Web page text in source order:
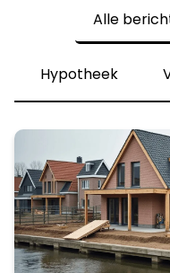
Alle
Hypotheek